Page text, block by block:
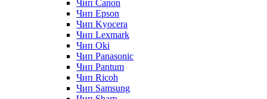
Чип Canon
Чип Epson
Чип Kyocera
Чип Lexmark
Чип Oki
Чип Panasonic
Чип Pantum
Чип Ricoh
Чип Samsung